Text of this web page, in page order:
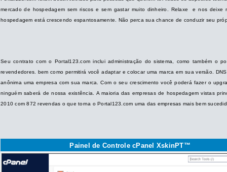
mercado de hospedagem sem riscos e sem gastar muito dinheiro. Relaxe e nos
hospedagem está crescendo espantosamente. Não perca sua chance de conduzir seu
Seu contrato com o Portal123.com inclui administração do sistema, como também
revendedores. bem como permitirá você adaptar e colocar uma marca em sua versão.
anônima uma empresa com sua marca. Com o seu crescimento você poderá fazer o
ninguém saberá de nossa existência. A maioria das empresas de hospedagem vistas
2010 com 872 revendas o que torna o Portal123.com uma das empresas mais bem
Painel de Controle cPanel XskinPT™